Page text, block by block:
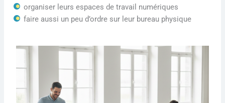
organiser leurs espaces de travail numériques
faire aussi un peu d’ordre sur leur bureau physique